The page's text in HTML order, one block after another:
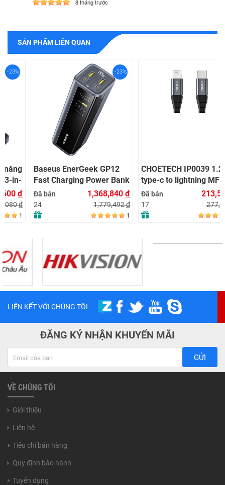
8 tháng trước
SẢN PHẨM LIÊN QUAN
-23%
Baseus EnerGeek GP12
Fast Charging Power Bank
with Digital Display
20800mAh 145W – GREY
(LVA055-2G-1
Đã bán
24
1,368,840đ
1,779,492đ
1
-23%
CHOETECH IP0039 1.2m
type-c to lightning MFI
nylon braid cable – GRAY
(CTIP0039-GY)
Đã bán
17
213,505đ
277,557đ
1
LIÊN KẾT VỚI CHÚNG TÔI
ĐĂNG KÝ NHẬN KHUYẾN MÃI
GỬI
VỀ CHÚNG TÔI
Giới thiệu
Liên hệ
Tiêu chí bán hàng
Quy định bảo hành
Tuyển dụng